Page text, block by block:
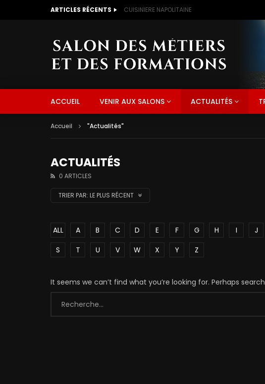
ARTICLES RÉCENTS CUISINIERE NAPOLITAINE
ACCUEIL VENIR AUX SALONS ACTUALITÉS
Accueil "Actualités"
ACTUALITÉS
0 ARTICLES
TRIER PAR: LE PLUS RÉCENT
ALL A B C D E F G H I J
S
T U V W X Y Z
It seems we can’t find what you’re looking for. Perhaps